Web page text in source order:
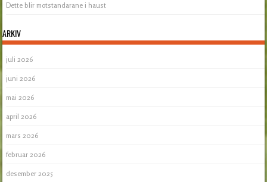
Dette blir motstandarane i haust
ARKIV
juli 2026
juni 2026
mai 2026
april 2026
mars 2026
februar 2026
desember 2025